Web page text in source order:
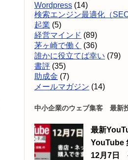
Wordpress (14)
検索エンジン最適化（SEO
起業 (5)
経営マインド (89)
茅ヶ崎で働く
(36)
誰かに役立てば幸い (79)
書評 (35)
助成金 (7)
メールマガジン (14)
中小企業のウェブ集客 最新
最新
YouTube
12月7日